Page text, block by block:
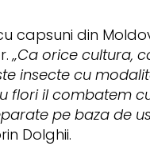
capsuni din
„Ca orice cultura,
insecte cu
flori il combatem
pe baza de
Dolghii.